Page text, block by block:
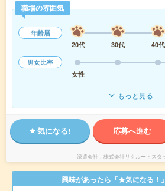
職場の雰囲気
年齢層
20代
30代 40代
男女比率
女性
もっと見る
気になる! 応募へ進む
派遣会社 株式会社リクルートスタ
興味があったら「★気になる！